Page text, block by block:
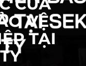
VỆ
TẠI